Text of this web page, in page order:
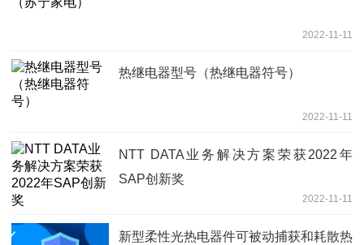
2022-11-11
热继电器型号（热继电器符号）
2022-11-11
NTT DATA业务解决方案荣获2022年
SAP创新奖
2022-11-11
新型柔性光热电器件可被动捕获和耗散热